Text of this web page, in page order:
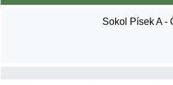
Sokol Písek A -